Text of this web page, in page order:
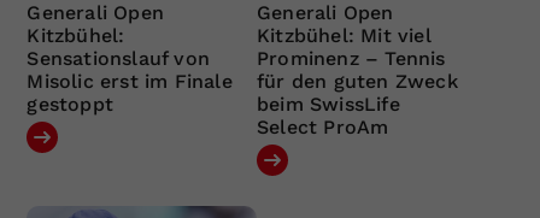
Generali Open
Kitzbühel:
Sensationslauf von
Misolic erst im Finale
gestoppt
Generali Open
Kitzbühel: Mit viel
Prominenz – Tennis
für den guten Zweck
beim SwissLife
Select ProAm